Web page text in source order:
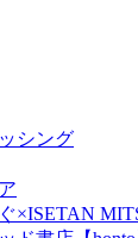
シング